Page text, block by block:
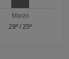
Marzo
29º /25º